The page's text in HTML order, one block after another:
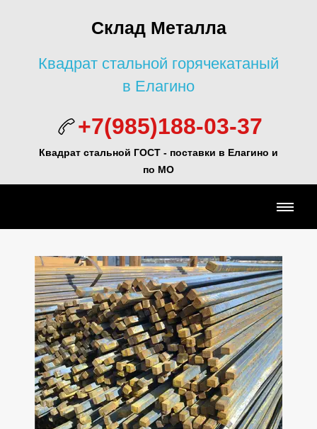
Склад Металла
Квадрат стальной горячекатаный
в Елагино
+7(985)188-03-37
Квадрат стальной ГОСТ - поставки в Елагино и
по МО